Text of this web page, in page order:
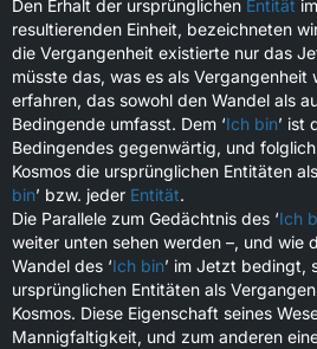
Den Erhalt der ursprünglichen Entität
resultierenden Einheit, bezeichneten
die Vergangenheit existierte nur das
müsste das, was es als Vergangenheit
erfahren, das sowohl den Wandel als
Bedingende umfasst. Dem ‘Ich bin’ ist
Bedingendes gegenwärtig, und
Kosmos die ursprünglichen Entitäten
bin’ bzw. jeder Entität.
Die Parallele zum Gedächtnis des ‘Ich
weiter unten sehen werden –, und wie
Wandel des ‘Ich bin’ im Jetzt bedingt,
ursprünglichen Entitäten als
Kosmos. Diese Eigenschaft seines
Mannigfaltigkeit, und zum anderen